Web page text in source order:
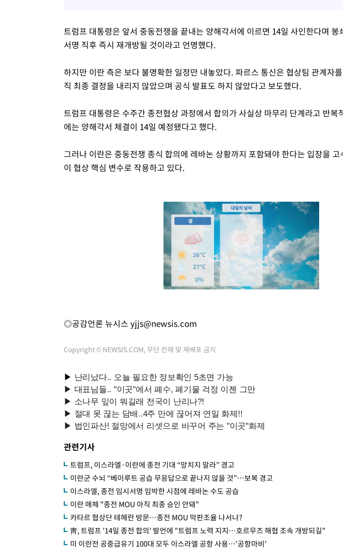
트럼프 대통령은 앞서 중동전쟁을 끝내는 양해각서에 이르면 14일 사인한다며 봉
서명 직후 즉시 재개방될 것이라고 언명했다.
하지만 이란 측은 보다 불명확한 일정만 내놓았다. 파르스 통신은 협상팀 관계자
직 최종 결정을 내리지 않았으며 공식 발표도 하지 않았다고 보도했다.
트럼프 대통령은 수주간 종전협상 과정에서 합의가 사실상 마무리 단계라고 반복
에는 양해각서 체결이 14일 예정됐다고 했다.
그러나 이란은 중동전쟁 종식 합의에 레바논 상황까지 포함돼야 한다는 입장을
이 협상 핵심 변수로 작용하고 있다.
◎공감언론 뉴시스 yjjs@newsis.com
Copyright © NEWSIS.COM, 무단 전재 및 재배포 금지
관련기사
트럼프, 이스라엘·이란에 종전 기대 “망치지 말라” 경고
이란군 수뇌 “베이루트 공습 무응답으로 끝나지 않을 것”…보복 경고
이스라엘, 종전 임시서명 임박한 시점에 레바논 수도 공습
이란 매체 "종전 MOU 아직 최종 승인 안돼"
카타르 협상단 테헤란 방문…종전 MOU 막판조율 나서나?
靑, 트럼프 '14일 종전 합의' 발언에 "트럼프 노력 지지…호르무즈 해협 조속 개방되길"
미 이란전 공중급유기 100대 모두 이스라엘 공항 사용…'공항마비'